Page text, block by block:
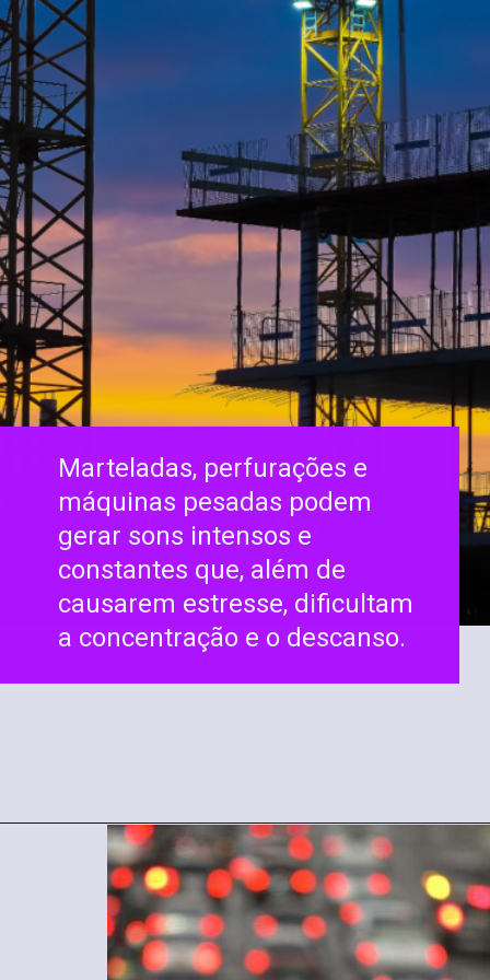
Marteladas, perfurações e
máquinas pesadas podem
gerar sons intensos e
constantes que, além de
causarem estresse, dificultam
a concentração e o descanso.